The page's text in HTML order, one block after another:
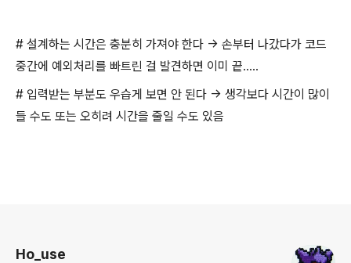
# 설계하는 시간은 충분히 가져야 한다 -> 손부터 나갔다가 코드
중간에 예외처리를 빠트린 걸 발견하면 이미 끝.....
# 입력받는 부분도 우습게 보면 안 된다 -> 생각보다 시간이 많이
들 수도 또는 오히려 시간을 줄일 수도 있음
Ho_use